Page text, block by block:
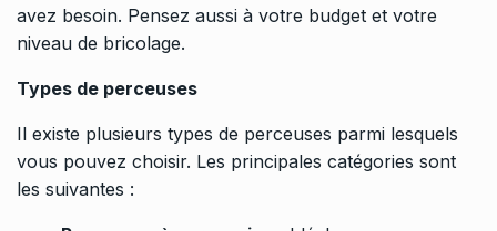
avez besoin. Pensez aussi à votre budget et votre
niveau de bricolage.
Types de perceuses
Il existe plusieurs types de perceuses parmi lesquels
vous pouvez choisir. Les principales catégories sont
les suivantes :